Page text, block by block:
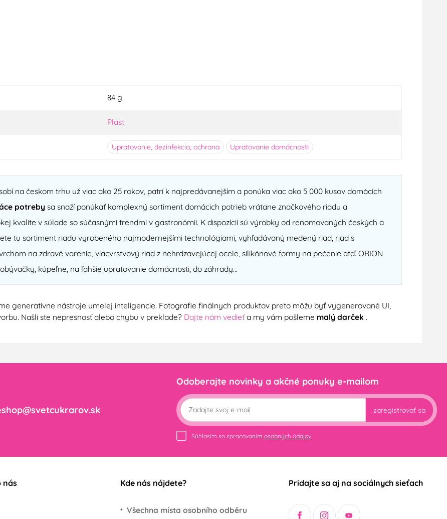
84 g
Plast
Upratovanie, dezinfekcia, ochrana Upratovanie domácnosti
na českom trhu už viac ako 25 rokov, patrí k najpredávanejším a ponúka viac ako 5 000 kusov domácich
potrebysa snaží ponúkať komplexný sortiment domácich potrieb vrátane značkového riadu a
kvalite v súlade so súčasnými trendmi v gastronómii. K dispozícii sú výrobky od renomovaných českých a
tu sortiment riadu vyrobeného najmodernejšími technológiami, vyhľadávaný medený riad, riad s
na zdravé varenie, viacvrstvový riad z nehrdzavejúcej ocele, silikónové formy na pečenie atď. ORION
kúpeľne, na ľahšie upratovanie domácnosti, do záhrady...
generatívne nástroje umelej inteligencie. Fotografie finálnych produktov preto môžu byť vygenerované UI,
Našli ste nepresnosť alebo chybu v preklade? Dajte nám vedieťa my vám pošleme malý darček .
Odoberajte novinky a akčné ponuky e-mailom
zaregistrovať sa
Súhlasím so spracovaním osobných údajov
nás Kde nás nájdete?
Všechna místa osobního odběru
Pridajte sa aj na sociálnych sieťach